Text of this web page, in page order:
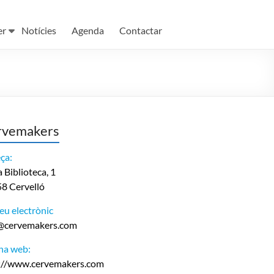
Notícies Agenda Contactar
Biblioteca, 1
Cervelló
electrònic
web:
www.cervemakers.com